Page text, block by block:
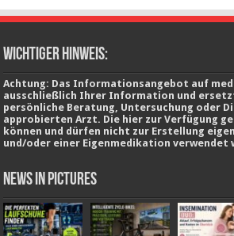
wichtiger Hinweis:
Achtung: Das Informationsangebot auf
ausschließlich Ihrer Information und
persönliche Beratung, Untersuchung oder
approbierten Arzt. Die hier zur Verfügung
können und dürfen nicht zur Erstellung
und/oder einer Eigenmedikation verwendet
News in Pictures